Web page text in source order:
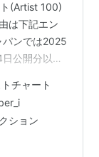
(Artist 100)
は下記エン
パンでは2025
公開分以
。Streaming
ート(後者は
合100位以
クインした
チャート
ション